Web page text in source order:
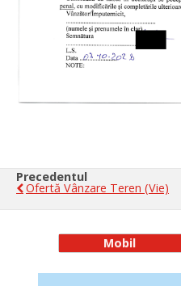
Precedentul
Ofertă Vânzare Teren (vie)
Mobil